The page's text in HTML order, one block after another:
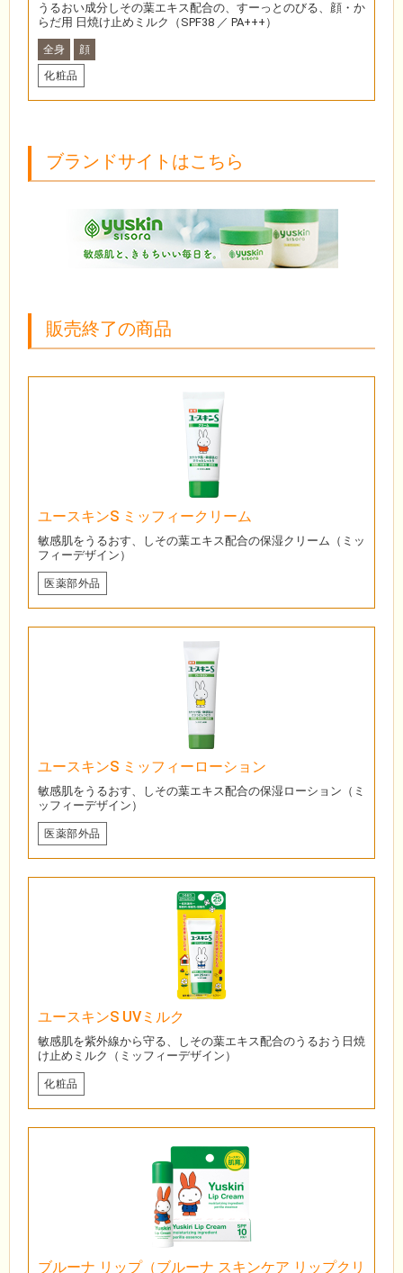
うるおい成分しその葉エキス配合の、すーっとのびる、顔・か
らだ用 日焼け止めミルク（SPF38 ／ PA+++）
全身 顔
化粧品
ブランドサイトはこちら
販売終了の商品
ユースキンS ミッフィークリーム
敏感肌をうるおす、しその葉エキス配合の保湿クリーム（ミッ
フィーデザイン）
医薬部外品
ユースキンS ミッフィーローション
敏感肌をうるおす、しその葉エキス配合の保湿ローション（ミ
ッフィーデザイン）
医薬部外品
ユースキンS UVミルク
敏感肌を紫外線から守る、しその葉エキス配合のうるおう日焼
け止めミルク（ミッフィーデザイン）
化粧品
ブルーナ リップ（ブルーナ スキンケア リップクリ